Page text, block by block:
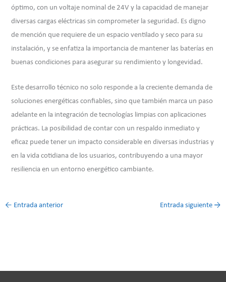
óptimo, con un voltaje nominal de 24V y la capacidad de manejar
diversas cargas eléctricas sin comprometer la seguridad. Es digno
de mención que requiere de un espacio ventilado y seco para su
instalación, y se enfatiza la importancia de mantener las baterías en
buenas condiciones para asegurar su rendimiento y longevidad.
Este desarrollo técnico no solo responde a la creciente demanda de
soluciones energéticas confiables, sino que también marca un paso
adelante en la integración de tecnologías limpias con aplicaciones
prácticas. La posibilidad de contar con un respaldo inmediato y
eficaz puede tener un impacto considerable en diversas industrias y
en la vida cotidiana de los usuarios, contribuyendo a una mayor
resiliencia en un entorno energético cambiante.
← Entrada anterior Entrada siguiente →